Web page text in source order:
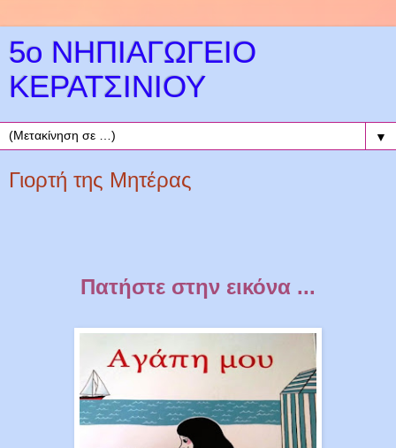
5ο ΝΗΠΙΑΓΩΓΕΙΟ
ΚΕΡΑΤΣΙΝΙΟΥ
▼
Γιορτή της Μητέρας
Πατήστε στην εικόνα ...